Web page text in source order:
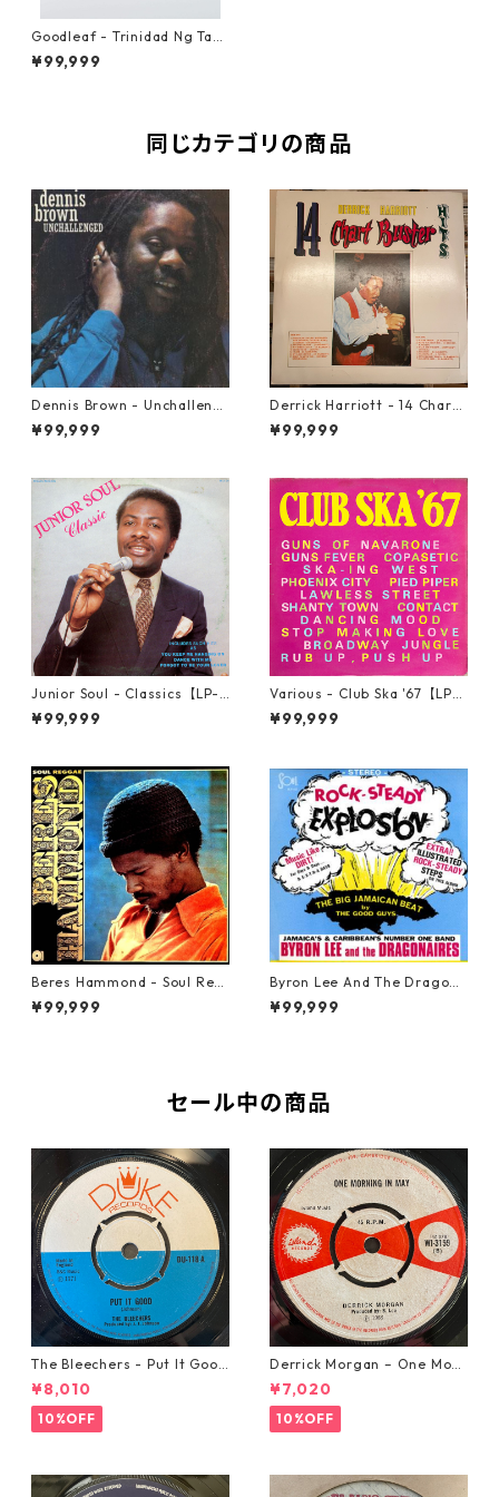
Goodleaf - Trinidad Ng Tao,
Musika At Makina【LP-700
01】
¥99,999
同じカテゴリの商品
Dennis Brown - Unchalleng
ed【LP-70046】
¥99,999
Derrick Harriott - 14 Chartb
uster Hits【LP-70092】
¥99,999
Junior Soul - Classics【LP-7
0044】
¥99,999
Various - Club Ska '67【LP-7
0050】
¥99,999
Beres Hammond - Soul Reg
gae【LP-70045】
¥99,999
Byron Lee And The Dragona
ires - Rock-Steady Explosio
n【LP-70047】
¥99,999
セール中の商品
The Bleechers - Put It Good
【7-21637】
¥8,010
10%OFF
Derrick Morgan – One Morn
ing In May【7-21653】
¥7,020
10%OFF